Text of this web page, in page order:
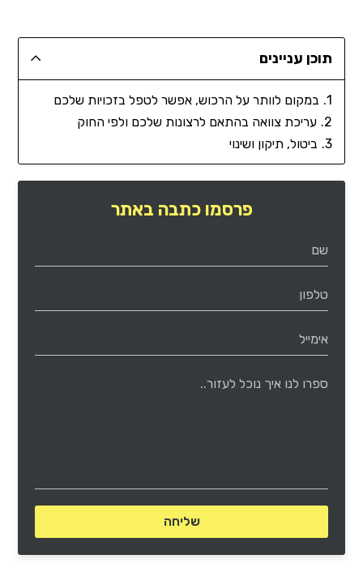
תוכן עניינים
במקום לוותר על הרכוש, אפשר לטפל בזכויות שלכם
עריכת צוואה בהתאם לרצונות שלכם ולפי החוק
ביטול, תיקון ושינוי
פרסמו כתבה באתר